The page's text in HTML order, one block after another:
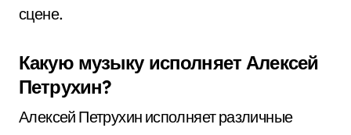
сцене.
Какую музыку исполняет Алексей
Петрухин?
Алексей Петрухин исполняет различные